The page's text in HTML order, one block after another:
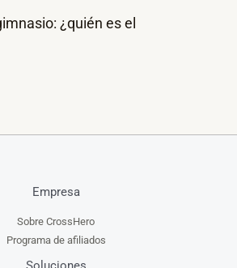
¿quién es el
Empresa
Sobre CrossHero
Programa de afiliados